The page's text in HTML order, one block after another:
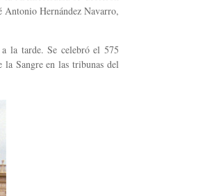
Antonio Hernández Navarro,
la tarde. Se celebró el 575
Sangre en las tribunas del